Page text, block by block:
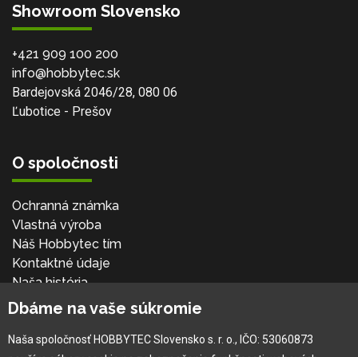
Showroom Slovensko
+421 909 100 200
info@hobbytec.sk
Bardejovská 2046/28, 080 06
Ľubotice - Prešov
O spoločnosti
Ochranná známka
Vlastná výroba
Náš Hobbytec tím
Kontaktné údaje
Naša história
Kariéra
Pre zákazníka
Dbáme na vaše súkromie
Naša spoločnosť HOBBYTEC Slovensko s. r. o., IČO: 53060873